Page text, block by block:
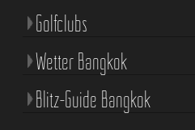
Golfclubs
Wetter Bangkok
Blitz-Guide Bangkok